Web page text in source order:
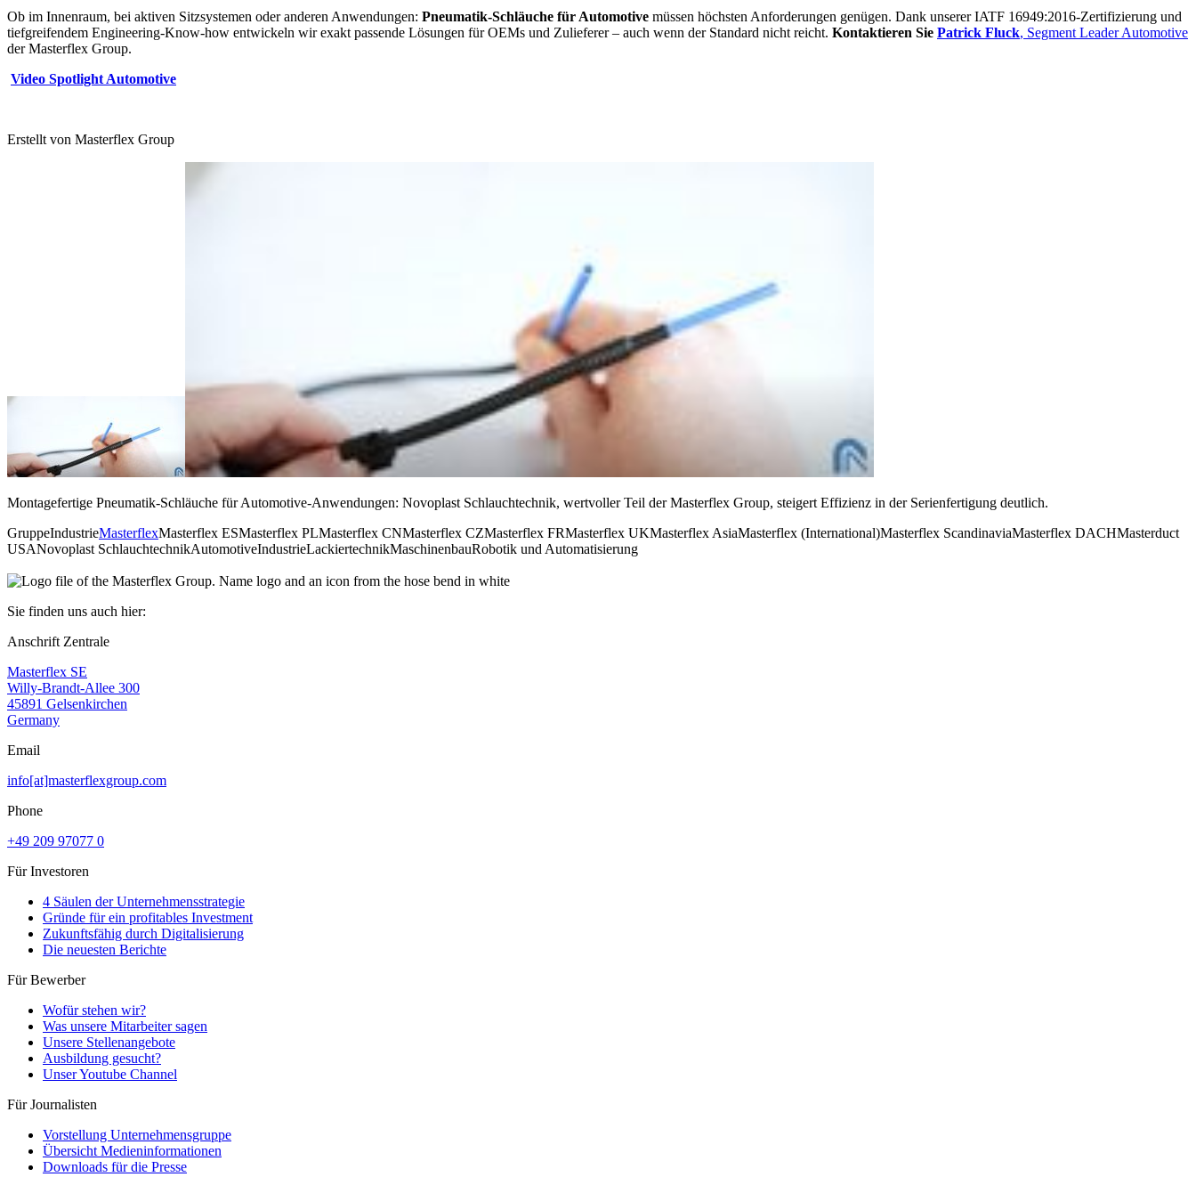
Ob im Innenraum, bei aktiven Sitzsystemen oder anderen Anwendungen: Pneumatik-Schläuche für Automotive müssen höchsten Anforderungen genügen. Dank unserer IATF 16949:2016-Zertifizierung und
tiefgreifendem Engineering-Know-how entwickeln wir exakt passende Lösungen für OEMs und Zulieferer – auch wenn der Standard nicht reicht. Kontaktieren Sie Patrick Fluck, Segment Leader Automotive
der Masterflex Group.
Video Spotlight Automotive
Erstellt von Masterflex Group
Montagefertige Pneumatik-Schläuche für Automotive-Anwendungen: Novoplast Schlauchtechnik, wertvoller Teil der Masterflex Group, steigert Effizienz in der Serienfertigung deutlich.
GruppeIndustrieMasterflexMasterflex ESMasterflex PLMasterflex CNMasterflex CZMasterflex FRMasterflex UKMasterflex AsiaMasterflex (International)Masterflex ScandinaviaMasterflex DACHMasterduct
USANovoplast SchlauchtechnikAutomotiveIndustrieLackiertechnikMaschinenbauRobotik und Automatisierung
Sie finden uns auch hier:
Anschrift Zentrale
Masterflex SE
Willy-Brandt-Allee 300
45891 Gelsenkirchen
Germany
Email
info[at]masterflexgroup.com
Phone
+49 209 97077 0
Für Investoren
4 Säulen der Unternehmensstrategie
Gründe für ein profitables Investment
Zukunftsfähig durch Digitalisierung
Die neuesten Berichte
Für Bewerber
Wofür stehen wir?
Was unsere Mitarbeiter sagen
Unsere Stellenangebote
Ausbildung gesucht?
Unser Youtube Channel
Für Journalisten
Vorstellung Unternehmensgruppe
Übersicht Medieninformationen
Downloads für die Presse